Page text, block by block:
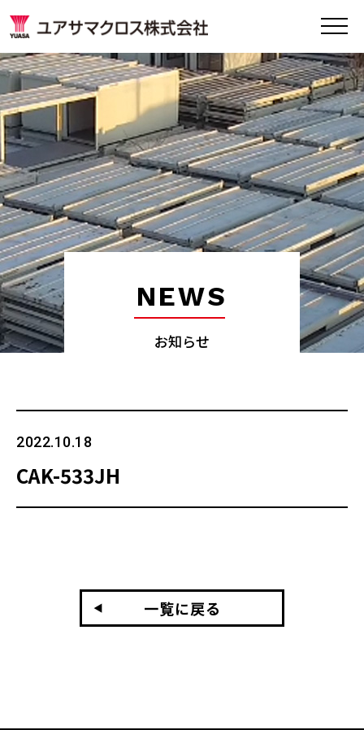
NEWS
お知らせ
2022.10.18
CAK-533JH
一覧に戻る